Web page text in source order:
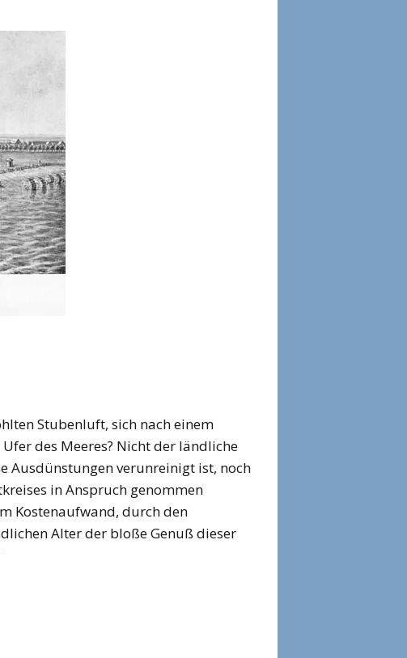
Stubenluft, sich nach einem
des Meeres? Nicht der ländliche
Ausdünstungen verunreinigt ist, noch
in Anspruch genommen
Kostenaufwand, durch den
Alter der bloße Genuß dieser